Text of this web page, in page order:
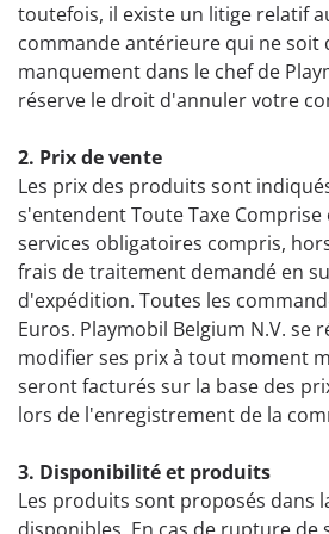
toutefois, il existe un litige relatif
commande antérieure qui ne soit
manquement dans le chef de
réserve le droit d'annuler votre
2. Prix de vente
Les prix des produits sont
s'entendent Toute Taxe
services obligatoires compris,
frais de traitement demandé en
d'expédition. Toutes les
Euros. Playmobil Belgium N.V. se
modifier ses prix à tout moment
seront facturés sur la base des
lors de l'enregistrement de la
3. Disponibilité et produits
Les produits sont proposés dans